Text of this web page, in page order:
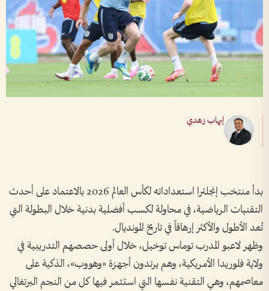
إيهاب زهدي
بدأ منتخب إنجلترا استعداداته لكأس العالم 2026 بالاعتماد على أحدث
التقنيات الرياضية، في محاولة لكسب أفضلية بدنية خلال البطولة التي
تُعد الأطول والأكثر إرهاقاً في تاريخ المونديال.
وظهر لاعبو المدرب توماس توخيل، خلال أولى حصصهم التدريبية في
ولاية فلوريدا الأمريكية، وهم يرتدون أجهزة «وهووب»، الذكية على
معاصمهم، وهي التقنية نفسها التي استثمر فيها كل من النجم البرتغالي